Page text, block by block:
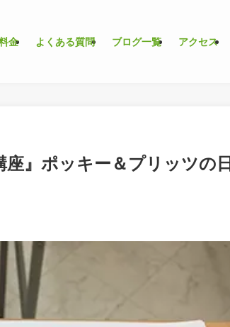
金 よくある質問 ブログ一覧 アクセス
座』ポッキー＆プリッツの日